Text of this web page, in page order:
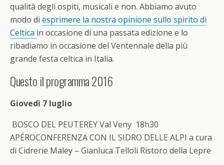
qualità degli ospiti, musicali e non. Abbiamo avuto
modo di esprimere la nostra opinione sullo spirito di
Celtica in occasione di una passata edizione e lo
ribadiamo in occasione del Ventennale della più
grande festa celtica in Italia.
Questo il programma 2016
Giovedì 7 luglio
BOSCO DEL PEUTEREY Val Veny 18h30
APÉROCONFERENZA CON IL SIDRO DELLE ALPI a cura
di Cidrerie Maley – Gianluca Telloli Ristoro della Lepre